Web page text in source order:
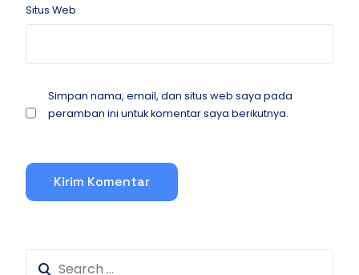
Situs Web
Simpan nama, email, dan situs web saya pada
peramban ini untuk komentar saya berikutnya.